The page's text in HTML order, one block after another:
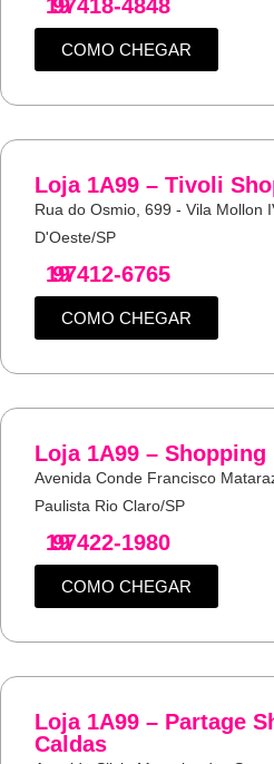
19
97418-4848
COMO CHEGAR
Loja 1A99 – Tivoli
Rua do Osmio, 699 - Vila Mollon
D'Oeste/SP
19
97412-6765
COMO CHEGAR
Loja 1A99 – Shopping
Avenida Conde Francisco
Paulista Rio Claro/SP
19
97422-1980
COMO CHEGAR
Loja 1A99 – Partage
Caldas